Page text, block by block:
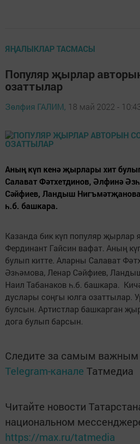
ЯҢАЛЫКЛАР ТАСМАСЫ
Популяр җырлар
озаттылар
Зөлфия ГАЛИМ, 18 май 2022 -
Аның күп кенә җырлары хит
Салават Фәтхетдинов, Әлфинә
Сәйфиев, Ландыш
һ.б. башкара.
Казанда бик күп популяр җырлар
Фердинант Гайсин вафат. Аның
булып китте. Аларны Салават
Әзһәмова, Ленар Сәйфиев,
Наил Табанаков һ.б. башкара.
дуслары соңгы юлга озаттылар.
булсын. Артистлар башкарган
дога булып барсын.
Следите за самым важным
Telegram-канале Татмедиа
Читайте новости
национальном
https://max.ru/tatmedia